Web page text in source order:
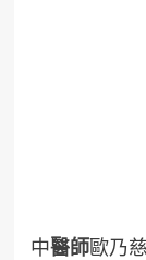
中醫師歐乃